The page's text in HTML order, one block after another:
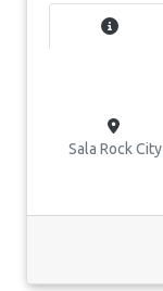
Sala Rock City